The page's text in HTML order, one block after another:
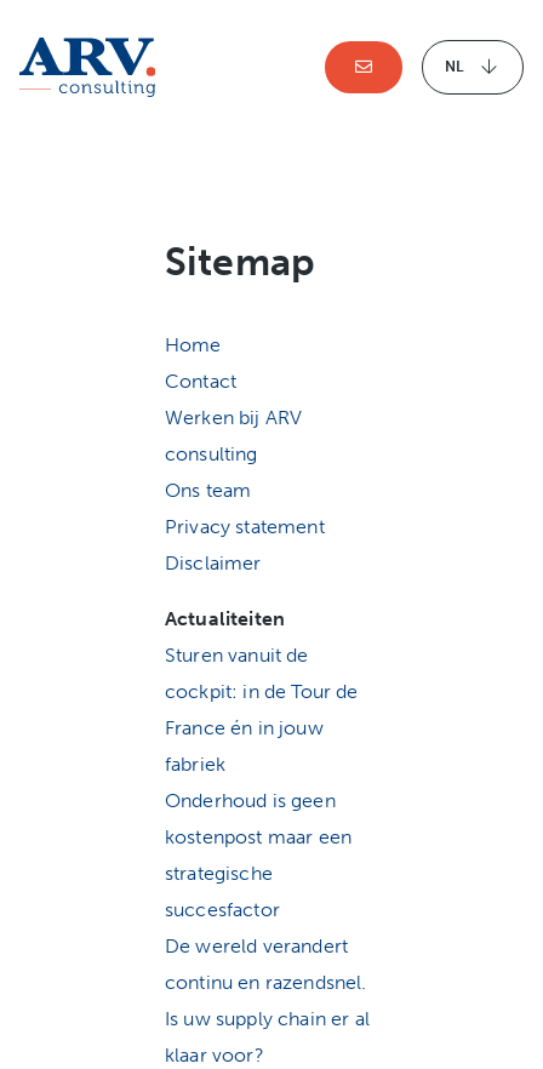
Sitemap
Home
Contact
Werken bij ARV
consulting
Ons team
Privacy statement
Disclaimer
Actualiteiten
Sturen vanuit de
cockpit: in de Tour de
France én in jouw
fabriek
Onderhoud is geen
kostenpost maar een
strategische
succesfactor
De wereld verandert
continu en razendsnel.
Is uw supply chain er al
klaar voor?
NL